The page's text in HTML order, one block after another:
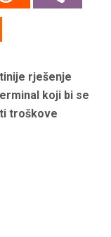
rješenje
koji bi se
troškove